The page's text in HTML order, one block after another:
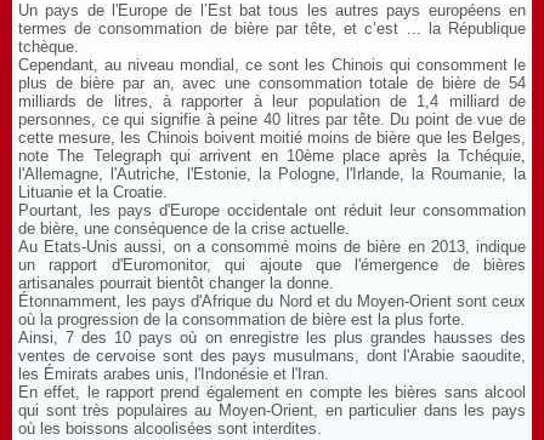
Un pays de l'Europe de l’Est bat tous les autres pays européens en
termes de consommation de bière par tête, et c’est ... la République
tchèque.
Cependant, au niveau mondial, ce sont les Chinois qui consomment le
plus de bière par an, avec une consommation totale de bière de 54
milliards de litres, à rapporter à leur population de 1,4 milliard de
personnes, ce qui signifie à peine 40 litres par tête. Du point de vue de
cette mesure, les Chinois boivent moitié moins de bière que les Belges,
note The Telegraph qui arrivent en 10ème place après la Tchéquie,
l'Allemagne, l'Autriche, l'Estonie, la Pologne, l'Irlande, la Roumanie, la
Lituanie et la Croatie.
Pourtant, les pays d'Europe occidentale ont réduit leur consommation
de bière, une conséquence de la crise actuelle.
Au Etats-Unis aussi, on a consommé moins de bière en 2013, indique
un rapport d'Euromonitor, qui ajoute que l'émergence de bières
artisanales pourrait bientôt changer la donne.
Étonnamment, les pays d'Afrique du Nord et du Moyen-Orient sont ceux
où la progression de la consommation de bière est la plus forte.
Ainsi, 7 des 10 pays où on enregistre les plus grandes hausses des
ventes de cervoise sont des pays musulmans, dont l'Arabie saoudite,
les Émirats arabes unis, l'Indonésie et l'Iran.
En effet, le rapport prend également en compte les bières sans alcool
qui sont très populaires au Moyen-Orient, en particulier dans les pays
où les boissons alcoolisées sont interdites.